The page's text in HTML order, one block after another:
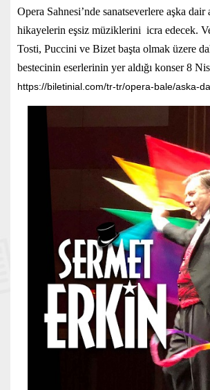
Opera Sahnesi’nde sanatseverlere aşka dair
hikayelerin eşsiz müziklerini icra edecek.
Tosti, Puccini ve Bizet başta olmak üzere
bestecinin eserlerinin yer aldığı konser 8
https://biletinial.com/tr-tr/opera-bale/aska-